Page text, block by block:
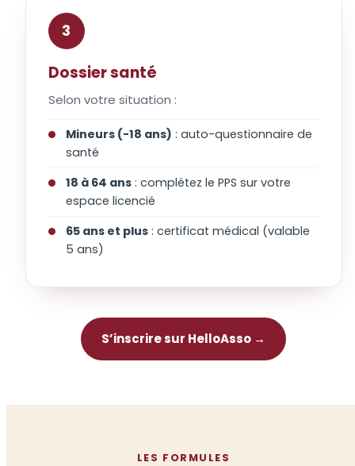
3
Dossier santé
Selon votre situation :
Mineurs (-18 ans) : auto-questionnaire de
santé
18 à 64 ans: complétez le PPS sur votre
espace licencié
65 ans et plus: certificat médical (valable
5 ans)
S’inscrire sur HelloAsso →
LES FORMULES